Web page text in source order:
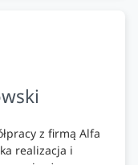
z firmą Alfa
realizacja i